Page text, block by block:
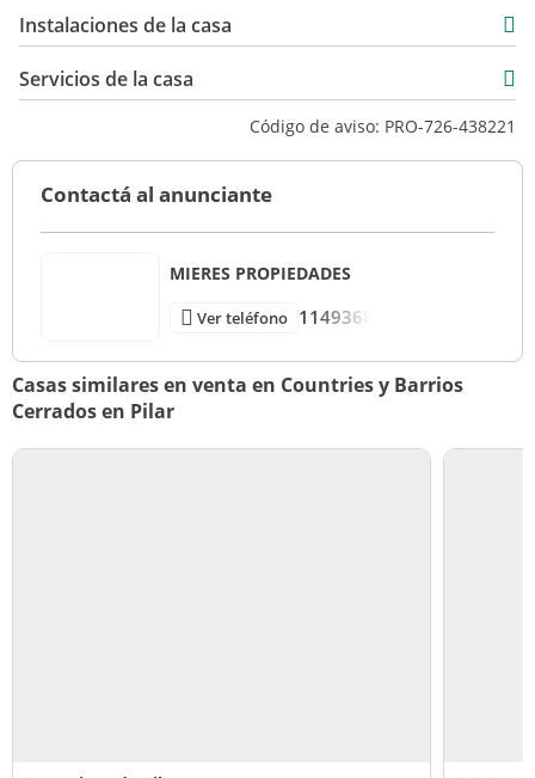
USD 450.000
600 m2
191 m2
Instalaciones de la casa
Servicios de la casa
Código de aviso: PRO-726-438221
Contactá al anunciante
MIERES PROPIEDADES
Ver teléfono 1149368
Casas similares en venta en Countries y Barrios
Cerrados en Pilar